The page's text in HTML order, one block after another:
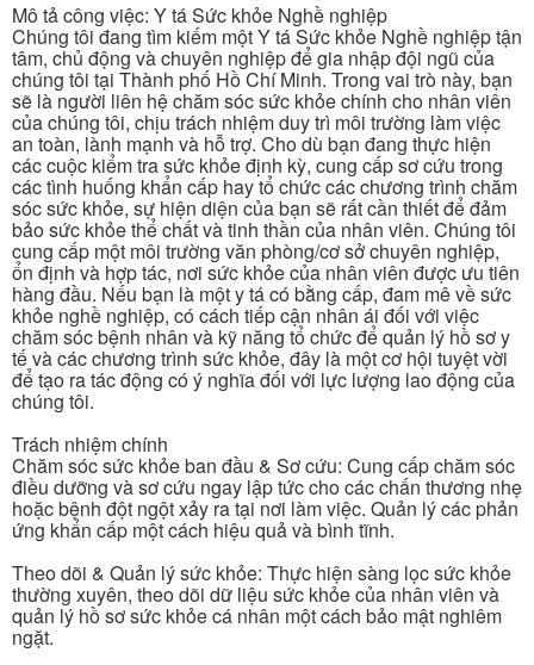
Mô tả công việc: Y tá Sức khỏe Nghề nghiệp
Chúng tôi đang tìm kiếm một Y tá Sức khỏe Nghề nghiệp tận
tâm, chủ động và chuyên nghiệp để gia nhập đội ngũ của
chúng tôi tại Thành phố Hồ Chí Minh. Trong vai trò này, bạn
sẽ là người liên hệ chăm sóc sức khỏe chính cho nhân viên
của chúng tôi, chịu trách nhiệm duy trì môi trường làm việc
an toàn, lành mạnh và hỗ trợ. Cho dù bạn đang thực hiện
các cuộc kiểm tra sức khỏe định kỳ, cung cấp sơ cứu trong
các tình huống khẩn cấp hay tổ chức các chương trình chăm
sóc sức khỏe, sự hiện diện của bạn sẽ rất cần thiết để đảm
bảo sức khỏe thể chất và tinh thần của nhân viên. Chúng tôi
cung cấp một môi trường văn phòng/cơ sở chuyên nghiệp,
ổn định và hợp tác, nơi sức khỏe của nhân viên được ưu tiên
hàng đầu. Nếu bạn là một y tá có bằng cấp, đam mê về sức
khỏe nghề nghiệp, có cách tiếp cận nhân ái đối với việc
chăm sóc bệnh nhân và kỹ năng tổ chức để quản lý hồ sơ y
tế và các chương trình sức khỏe, đây là một cơ hội tuyệt vời
để tạo ra tác động có ý nghĩa đối với lực lượng lao động của
chúng tôi.
Trách nhiệm chính
Chăm sóc sức khỏe ban đầu & Sơ cứu: Cung cấp chăm sóc
điều dưỡng và sơ cứu ngay lập tức cho các chấn thương nhẹ
hoặc bệnh đột ngột xảy ra tại nơi làm việc. Quản lý các phản
ứng khẩn cấp một cách hiệu quả và bình tĩnh.
Theo dõi & Quản lý sức khỏe: Thực hiện sàng lọc sức khỏe
thường xuyên, theo dõi dữ liệu sức khỏe của nhân viên và
quản lý hồ sơ sức khỏe cá nhân một cách bảo mật nghiêm
ngặt.